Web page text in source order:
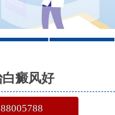
3 4
癜风好